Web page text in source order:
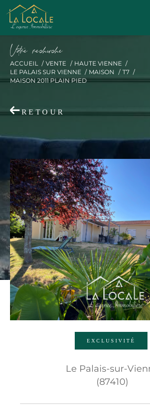
Vore recece
ACCUEIL VENTE
HAUTE VIENNE
LE PALAIS SUR VIENNE
MAISON
T7
MAISON 2011 PLAIN PIED
RETOUR
EXCLUSIVITÉ
Le Palais-sur-
(87410)
et trouver le bien qui correspond à vos critères
Acheter
Type
de
bien
Type de bien
Ville
Budget
Budget
Surface
Surface
Pièces